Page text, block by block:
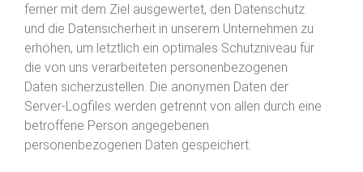
ferner mit dem Ziel ausgewertet, den Datenschutz
und die Datensicherheit in unserem Unternehmen zu
erhöhen, um letztlich ein optimales Schutzniveau für
die von uns verarbeiteten personenbezogenen
Daten sicherzustellen. Die anonymen Daten der
Server-Logfiles werden getrennt von allen durch eine
betroffene Person angegebenen
personenbezogenen Daten gespeichert.